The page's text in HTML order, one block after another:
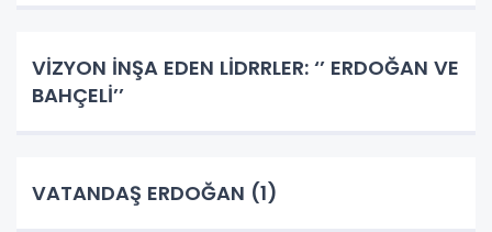
VİZYON İNŞA EDEN LİDRRLER: ‘’ ERDOĞAN VE
BAHÇELİ’’
VATANDAŞ ERDOĞAN (1)